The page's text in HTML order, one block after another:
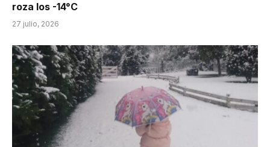
roza los -14°C
27 julio, 2026